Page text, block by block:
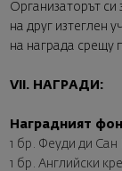
Организаторът си
на друг изтеглен
на награда срещу
VII. НАГРАДИ:
Наградният
1 бр. Феуди ди Сан
1 бр. Английски